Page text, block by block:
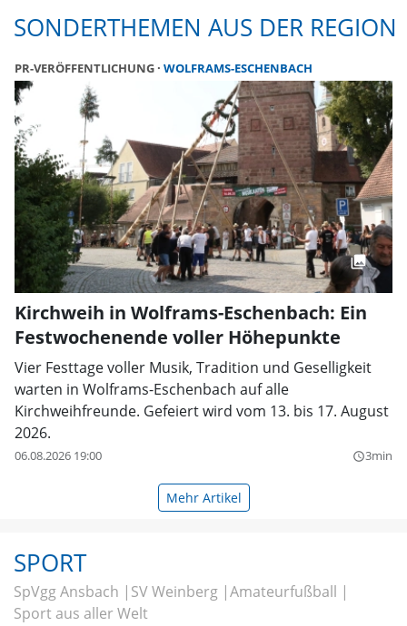
SONDERTHEMEN AUS DER REGION
PR-VERÖFFENTLICHUNG WOLFRAMS-ESCHENBACH
Kirchweih in Wolframs-Eschenbach: Ein
Festwochenende voller Höhepunkte
Vier Festtage voller Musik, Tradition und Geselligkeit
warten in Wolframs-Eschenbach auf alle
Kirchweihfreunde. Gefeiert wird vom 13. bis 17. August
2026.
06.08.2026 19:00 query_builder3min
Mehr Artikel
SPORT
SpVgg Ansbach SV Weinberg Amateurfußball
Sport aus aller Welt